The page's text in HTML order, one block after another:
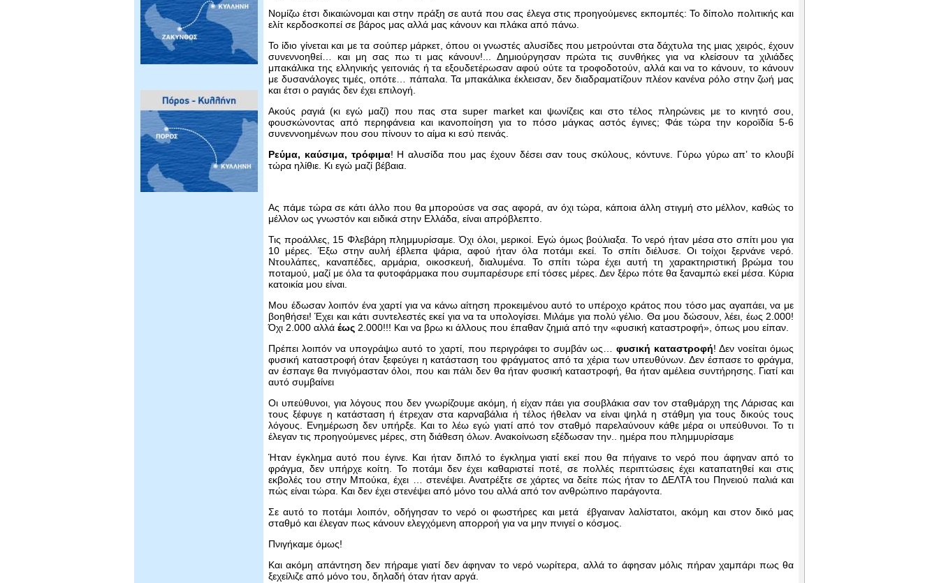
Νομίζω έτσι δικαιώνομαι και στην πράξη σε αυτά που σας έλεγα στις προηγούμενες εκπομπές: Το δίπολο πολιτικής και
ελίτ κερδοσκοπεί σε βάρος μας αλλά μας κάνουν και πλάκα από πάνω.
Το ίδιο γίνεται και με τα σούπερ μάρκετ, όπου οι γνωστές αλυσίδες που μετρούνται στα δάχτυλα της μιας χειρός, έχουν
συνεννοηθεί… και μη σας πω τι μας κάνουν!... Δημιούργησαν πρώτα τις συνθήκες για να κλείσουν τα χιλιάδες
μπακάλικα της ελληνικής γειτονιάς ή τα εξουδετέρωσαν αφού ούτε τα τροφοδοτούν, αλλά και να το κάνουν, το κάνουν
με δυσανάλογες τιμές, οπότε… πάπαλα. Τα μπακάλικα έκλεισαν, δεν διαδραματίζουν πλέον κανένα ρόλο στην ζωή μας
και έτσι ο ραγιάς δεν έχει επιλογή.
Ακούς ραγιά (κι εγώ μαζί) που πας στα super market και ψωνίζεις και στο τέλος πληρώνεις με το κινητό σου,
φουσκώνοντας από περηφάνεια και ικανοποίηση για το πόσο μάγκας αστός έγινες; Φάε τώρα την κοροϊδία 5-6
συνεννοημένων που σου πίνουν το αίμα κι εσύ πεινάς.
Ρεύμα, καύσιμα, τρόφιμα! Η αλυσίδα που μας έχουν δέσει σαν τους σκύλους, κόντυνε. Γύρω γύρω απ’ το κλουβί
τώρα ηλίθιε. Κι εγώ μαζί βέβαια.
Ας πάμε τώρα σε κάτι άλλο που θα μπορούσε να σας αφορά, αν όχι τώρα, κάποια άλλη στιγμή στο μέλλον, καθώς το
μέλλον ως γνωστόν και ειδικά στην Ελλάδα, είναι απρόβλεπτο.
Τις προάλλες, 15 Φλεβάρη πλημμυρίσαμε. Όχι όλοι, μερικοί. Εγώ όμως βούλιαξα. Το νερό ήταν μέσα στο σπίτι μου για
10 μέρες. Έξω στην αυλή έβλεπα ψάρια, αφού ήταν όλα ποτάμι εκεί. Το σπίτι διέλυσε. Οι τοίχοι ξερνάνε νερό.
Ντουλάπες, καναπέδες, αρμάρια, οικοσκευή, διαλυμένα. Το σπίτι τώρα έχει αυτή τη χαρακτηριστική βρώμα του
ποταμού, μαζί με όλα τα φυτοφάρμακα που συμπαρέσυρε επί τόσες μέρες. Δεν ξέρω πότε θα ξαναμπώ εκεί μέσα. Κύρια
κατοικία μου είναι.
Μου έδωσαν λοιπόν ένα χαρτί για να κάνω αίτηση προκειμένου αυτό το υπέροχο κράτος που τόσο μας αγαπάει, να με
βοηθήσει! Έχει και κάτι συντελεστές εκεί για να τα υπολογίσει. Μιλάμε για πολύ γέλιο. Θα μου δώσουν, λέει, έως 2.000!
Όχι 2.000 αλλά έως 2.000!!! Και να βρω κι άλλους που έπαθαν ζημιά από την «φυσική καταστροφή», όπως μου είπαν.
Πρέπει λοιπόν να υπογράψω αυτό το χαρτί, που περιγράφει το συμβάν ως…φυσική καταστροφή! Δεν νοείται όμως
φυσική καταστροφή όταν ξεφεύγει η κατάσταση του φράγματος από τα χέρια των υπευθύνων. Δεν έσπασε το φράγμα,
αν έσπαγε θα πνιγόμασταν όλοι, που και πάλι δεν θα ήταν φυσική καταστροφή, θα ήταν αμέλεια συντήρησης. Γιατί και
αυτό συμβαίνει
Οι υπεύθυνοι, για λόγους που δεν γνωρίζουμε ακόμη, ή είχαν πάει για σουβλάκια σαν τον σταθμάρχη της Λάρισας και
τους ξέφυγε η κατάσταση ή έτρεχαν στα καρναβάλια ή τέλος ήθελαν να είναι ψηλά η στάθμη για τους δικούς τους
λόγους. Ενημέρωση δεν υπήρξε. Και το λέω εγώ γιατί από τον σταθμό παρελαύνουν κάθε μέρα οι υπεύθυνοι. Το τι
έλεγαν τις προηγούμενες μέρες, στη διάθεση όλων. Ανακοίνωση εξέδωσαν την.. ημέρα που πλημμυρίσαμε
Ήταν έγκλημα αυτό που έγινε. Και ήταν διπλό το έγκλημα γιατί εκεί που θα πήγαινε το νερό που άφηναν από το
φράγμα, δεν υπήρχε κοίτη. Το ποτάμι δεν έχει καθαριστεί ποτέ, σε πολλές περιπτώσεις έχει καταπατηθεί και στις
εκβολές του στην Μπούκα, έχει … στενέψει. Ανατρέξτε σε χάρτες να δείτε πώς ήταν το ΔΕΛΤΑ του Πηνειού παλιά και
πώς είναι τώρα. Και δεν έχει στενέψει από μόνο του αλλά από τον ανθρώπινο παράγοντα.
Σε αυτό το ποτάμι λοιπόν, οδήγησαν το νερό οι φωστήρες και μετά έβγαιναν λαλίστατοι, ακόμη και στον δικό μας
σταθμό και έλεγαν πως κάνουν ελεγχόμενη απορροή για να μην πνιγεί ο κόσμος.
Πνιγήκαμε όμως!
Και ακόμη απάντηση δεν πήραμε γιατί δεν άφηναν το νερό νωρίτερα, αλλά το άφησαν μόλις πήραν χαμπάρι πως θα
ξεχείλιζε από μόνο του, δηλαδή όταν ήταν αργά.